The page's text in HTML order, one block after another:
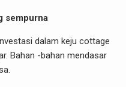
sempurna
dalam keju cottage
Bahan -bahan mendasar